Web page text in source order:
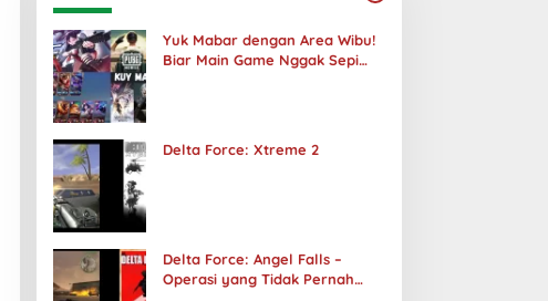
Yuk Mabar dengan Area Wibu!
Biar Main Game Nggak Sepi
Delta Force: Xtreme 2
Delta Force: Angel Falls –
Operasi yang Tidak Pernah